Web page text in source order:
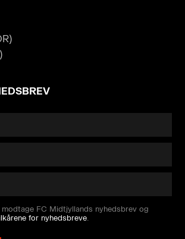
FC Midtjyllands nyhedsbrev og
for nyhedsbreve.